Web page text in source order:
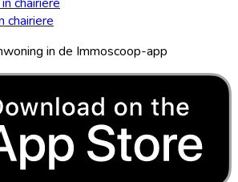
chairiere
in de Immoscoop-app